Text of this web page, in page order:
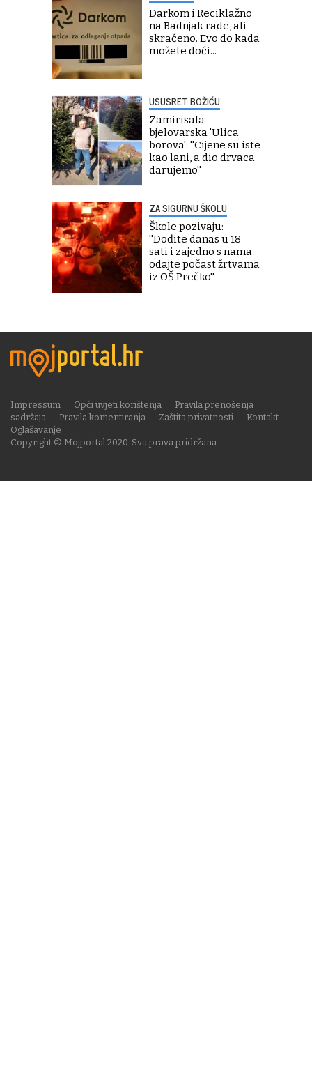
Darkom i Reciklažno
na Badnjak rade, ali
skraćeno. Evo do kada
možete doći...
USUSRET BOŽIĆU
Zamirisala
bjelovarska 'Ulica
borova': ''Cijene su iste
kao lani, a dio drvaca
darujemo''
ZA SIGURNU ŠKOLU
Škole pozivaju:
''Dođite danas u 18
sati i zajedno s nama
odajte počast žrtvama
iz OŠ Prečko''
Copyright © Mojportal 2020. Sva prava pridržana.
Impressum Opći uvjeti korištenja
Pravila prenošenja
sadržaja
Pravila komentiranja Zaštita privatnosti
Kontakt
Oglašavanje